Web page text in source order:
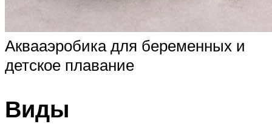
Аквааэробика для беременных и
детское плавание
Виды